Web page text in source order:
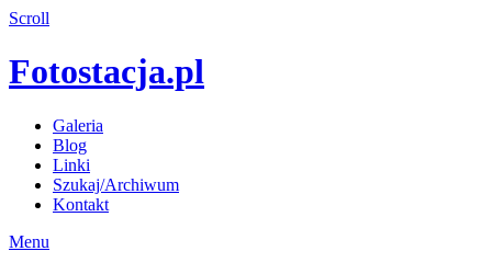
Scroll
Fotostacja.pl
Galeria
Blog
Linki
Szukaj/Archiwum
Kontakt
Menu